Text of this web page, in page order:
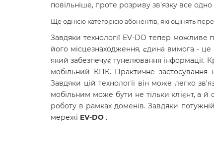
повільніше, проте розриву зв'язку все одно
Ще однією категорією абонентів, які оцінять
Завдяки технології EV-DO тепер можливе
його місцезнаходження, єдина вимога -
який забезпечує тунелювання інформації.
мобільний КПК. Практичне
Завдяки цій технології він може легко
мобільним може бути не тільки клієнт, а й
роботу в рамках доменів. Завдяки
мережі EV-DO .